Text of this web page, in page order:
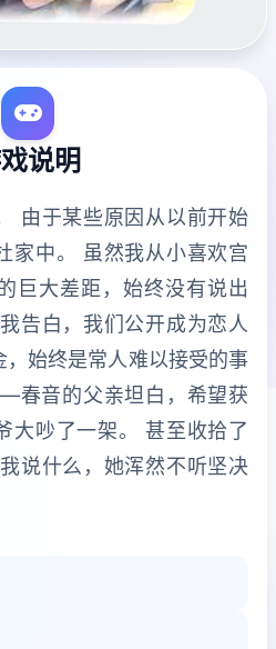
说明
由于某些原因从以前开始
家中。 虽然我从小喜欢宫
巨大差距，始终没有说出
告白，我们公开成为恋人
始终是常人难以接受的事
春音的父亲坦白，希望获
大吵了一架。 甚至收拾了
说什么，她浑然不听坚决